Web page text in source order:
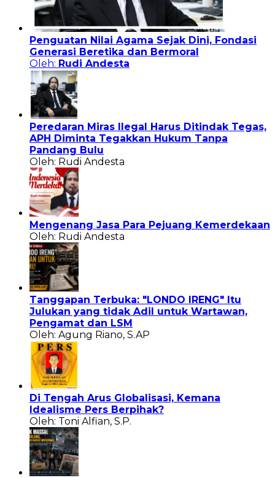
Penguatan Nilai Agama Sejak Dini, Fondasi
Generasi Beretika dan Bermoral
Oleh: Rudi Andesta
Peredaran Miras Ilegal Harus Ditindak Tegas,
APH Diminta Tegakkan Hukum Tanpa
Pandang Bulu
Oleh: Rudi Andesta
Mengenang Jasa Para Pejuang Kemerdekaan
Oleh: Rudi Andesta
Tanggapan Terbuka: "LONDO IRENG" Itu
Julukan yang tidak Adil untuk Wartawan,
Pengamat dan LSM
Oleh: Agung Riano, S.AP
Di Tengah Arus Globalisasi, Kemana
Idealisme Pers Berpihak?
Oleh: Toni Alfian, S.P.